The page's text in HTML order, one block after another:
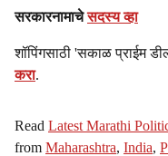
सरकारनामाचेसदस्य व्हा
शॉपिंगसाठी 'सकाळ प्राईम
करा.
Read Latest Marathi
from Maharashtra, India,